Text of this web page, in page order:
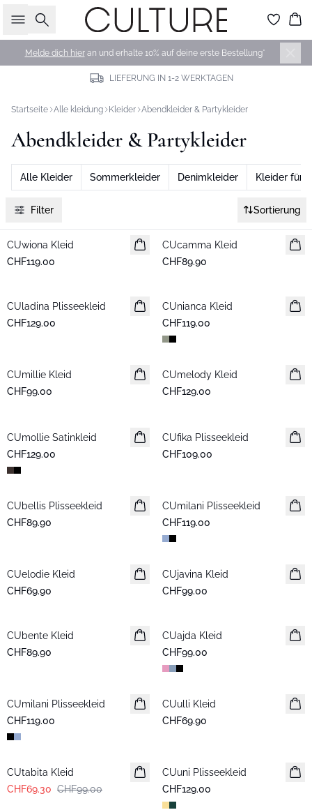
Suche
Melde dich hieran und erhalte 10% auf deine erste Bestellung*
LIEFERUNG IN 1-2 WERKTAGEN
Startseite Alle kleidung Kleider Abendkleider & Partykleider
Abendkleider & Partykleider
Alle Kleider Sommerkleider Denimkleider Kleider für
Filter Sortierung
Neuheiten
CUwiona Kleid
CHF119.00
Neuheiten
CUcamma Kleid
CHF89.90
Neuheiten
CUladina Plisseekleid
CHF129.00
Neuheiten
CUnianca Kleid
CHF119.00
Neuheiten
CUmillie Kleid
CHF99.00
Neuheiten
CUmelody Kleid
CHF129.00
Neuheiten
CUmollie Satinkleid
CHF129.00
Neuheiten
CUfika Plisseekleid
CHF109.00
Neuheiten
CUbellis Plisseekleid
CHF89.90
Neuheiten
CUmilani Plisseekleid
CHF119.00
Neuheiten
CUelodie Kleid
CHF69.90
Neuheiten
CUjavina Kleid
CHF99.00
Neuheiten
CUbente Kleid
CHF89.90
Neuheiten
CUajda Kleid
CHF99.00
Neuheiten
CUmilani Plisseekleid
CHF119.00
Neuheiten
CUulli Kleid
CHF69.90
-30%
CUtabita Kleid
CHF69.30 CHF99.00
Neuheiten
CUuni Plisseekleid
CHF129.00